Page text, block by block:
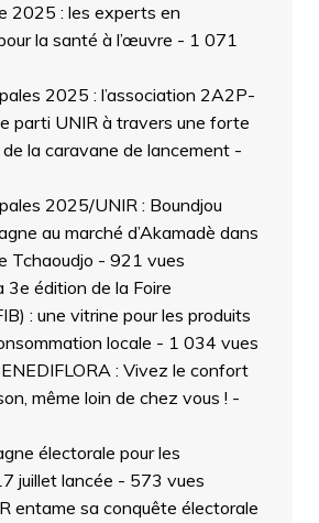
2025 : les experts en
la santé à l’œuvre - 1 071
2025 : l’association 2A2P-
parti UNIR à travers une forte
la caravane de lancement-
2025/UNIR : Boundjou
au marché d’Akamadè dans
Tchaoudjo - 921 vues
3e édition de la Foire
: une vitrine pour les produits
locale - 1 034 vues
: Vivez le confort
même loin de chez vous ! -
électorale pour les
juillet lancée - 573 vues
entame sa conquête électorale